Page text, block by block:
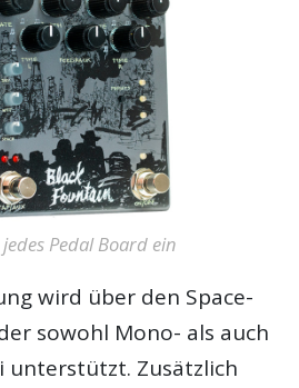
Pedal Board ein
wird über den Space-
sowohl Mono- als auch
unterstützt. Zusätzlich